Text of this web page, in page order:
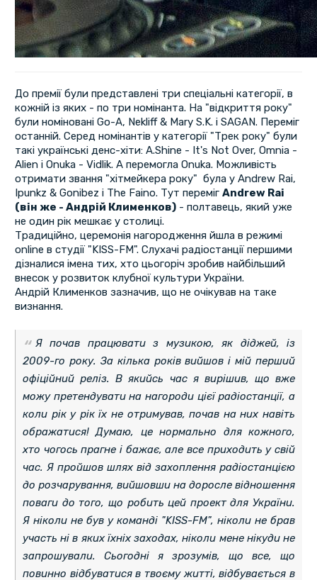
До премії були представлені три спеціальні категорії, в
кожній із яких - по три номінанта. На "відкриття року"
були номіновані Go-A, Nekliff & Mary S.K. і SAGAN. Переміг
останній. Серед номінантів у категорії "Трек року" були
такі українські денс-хіти: A.Shine - It's Not Over, Omnia -
Alien і Onuka - Vidlik. А перемогла Onuka. Можливість
отримати звання "хітмейкера року" була у Andrew Rai,
Ipunkz & Gonibez і The Faino. Тут переміг Andrew Rai
(він же - Андрій Клименков)- полтавець, який уже
не один рік мешкає у столиці.
Традиційно, церемонія нагородження йшла в режимі
online в студії "KISS-FM". Слухачі радіостанції першими
дізналися імена тих, хто цьогоріч зробив найбільший
внесок у розвиток клубної культури України.
Андрій Клименков зазначив, що не очікував на таке
визнання.
Я почав працювати з музикою, як діджей, із
2009-го року. За кілька років вийшов і мій перший
офіційний реліз. В якийсь час я вирішив, що вже
можу претендувати на нагороди цієї радіостанції, а
коли рік у рік їх не отримував, почав на них навіть
ображатися! Думаю, це нормально для кожного,
хто чогось прагне і бажає, але все приходить у свій
час. Я пройшов шлях від захоплення радіостанцією
до розчарування, вийшовши на доросле відношення
поваги до того, що робить цей проект для України.
Я ніколи не був у команді "KISS-FM", ніколи не брав
участь ні в яких їхніх заходах, ніколи мене нікуди не
запрошували. Сьогодні я зрозумів, що все, що
повинно відбуватися в твоєму житті, відбувається в